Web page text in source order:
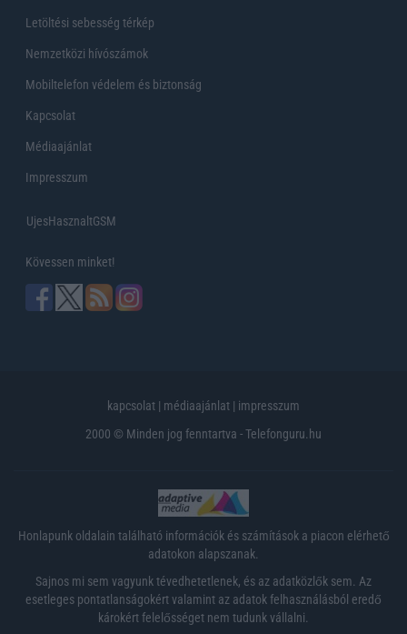
Letöltési sebesség térkép
Nemzetközi hívószámok
Mobiltelefon védelem és biztonság
Kapcsolat
Médiaajánlat
Impresszum
UjesHasznaltGSM
Kövessen minket!
kapcsolat | médiaajánlat | impresszum
2000 © Minden jog fenntartva - Telefonguru.hu
Honlapunk oldalain található információk és számítások a piacon elérhető
adatokon alapszanak.
Sajnos mi sem vagyunk tévedhetetlenek, és az adatközlők sem. Az
esetleges pontatlanságokért valamint az adatok felhasználásból eredő
károkért felelősséget nem tudunk vállalni.